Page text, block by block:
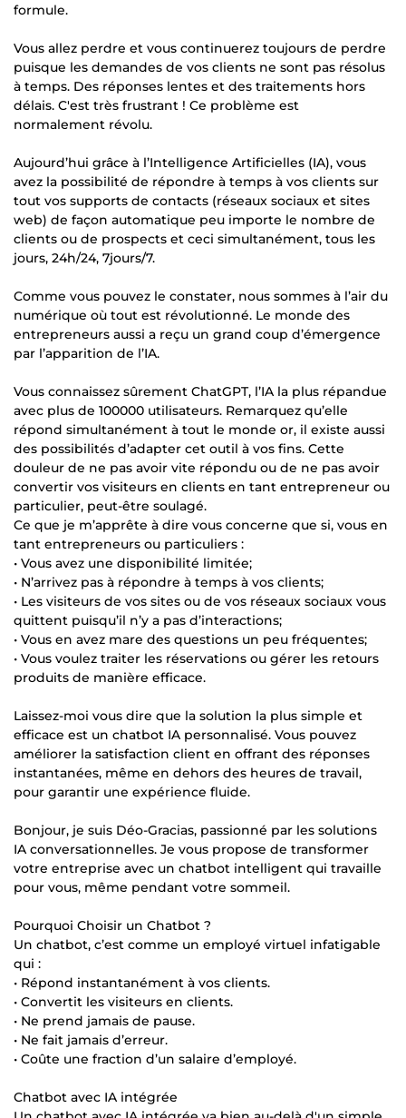
formule.
Vous allez perdre et vous continuerez toujours de perdre
puisque les demandes de vos clients ne sont pas résolus
à temps. Des réponses lentes et des traitements hors
délais. C'est très frustrant ! Ce problème est
normalement révolu.
Aujourd’hui grâce à l’Intelligence Artificielles (IA), vous
avez la possibilité de répondre à temps à vos clients sur
tout vos supports de contacts (réseaux sociaux et sites
web) de façon automatique peu importe le nombre de
clients ou de prospects et ceci simultanément, tous les
jours, 24h/24, 7jours/7.
Comme vous pouvez le constater, nous sommes à l’air du
numérique où tout est révolutionné. Le monde des
entrepreneurs aussi a reçu un grand coup d’émergence
par l’apparition de l’IA.
Vous connaissez sûrement ChatGPT, l’IA la plus répandue
avec plus de 100000 utilisateurs. Remarquez qu’elle
répond simultanément à tout le monde or, il existe aussi
des possibilités d’adapter cet outil à vos fins. Cette
douleur de ne pas avoir vite répondu ou de ne pas avoir
convertir vos visiteurs en clients en tant entrepreneur ou
particulier, peut-être soulagé.
Ce que je m’apprête à dire vous concerne que si, vous en
tant entrepreneurs ou particuliers :
• Vous avez une disponibilité limitée;
• N’arrivez pas à répondre à temps à vos clients;
• Les visiteurs de vos sites ou de vos réseaux sociaux vous
quittent puisqu’il n’y a pas d’interactions;
• Vous en avez mare des questions un peu fréquentes;
• Vous voulez traiter les réservations ou gérer les retours
produits de manière efficace.
Laissez-moi vous dire que la solution la plus simple et
efficace est un chatbot IA personnalisé. Vous pouvez
améliorer la satisfaction client en offrant des réponses
instantanées, même en dehors des heures de travail,
pour garantir une expérience fluide.
Bonjour, je suis Déo-Gracias, passionné par les solutions
IA conversationnelles. Je vous propose de transformer
votre entreprise avec un chatbot intelligent qui travaille
pour vous, même pendant votre sommeil.
Pourquoi Choisir un Chatbot ?
Un chatbot, c’est comme un employé virtuel infatigable
qui :
• Répond instantanément à vos clients.
• Convertit les visiteurs en clients.
• Ne prend jamais de pause.
• Ne fait jamais d’erreur.
• Coûte une fraction d’un salaire d’employé.
Chatbot avec IA intégrée